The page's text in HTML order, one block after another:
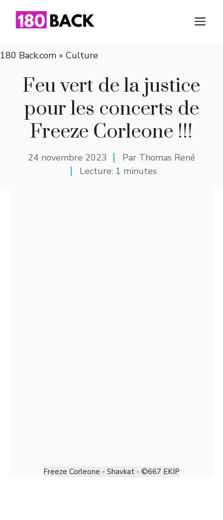
180 Back.com » Culture
Feu vert de la justice
pour les concerts de
Freeze Corleone !!!
24 novembre 2023 Par Thomas René
Lecture: 1 minutes
Freeze Corleone - Shavkat - ©667 EKIP